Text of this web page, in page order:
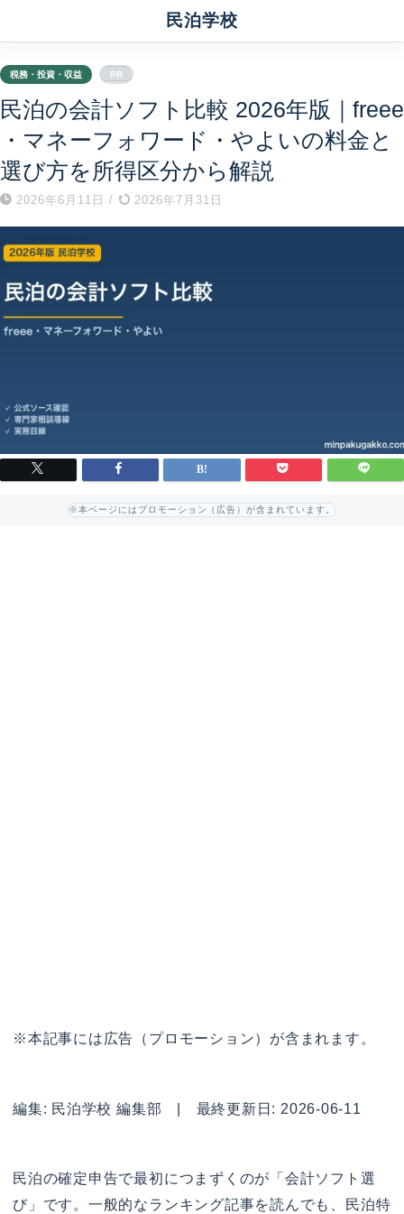
民泊学校
税務・投資・収益 PR
民泊の会計ソフト比較 2026年版｜freee
・マネーフォワード・やよいの料金と
選び方を所得区分から解説
2026年6月11日 / 2026年7月31日
※本ページにはプロモーション（広告）が含まれています。
※本記事には広告（プロモーション）が含まれます。
編集: 民泊学校 編集部 | 最終更新日: 2026-06-11
民泊の確定申告で最初につまずくのが「会計ソフト選
び」です。一般的なランキング記事を読んでも、民泊特